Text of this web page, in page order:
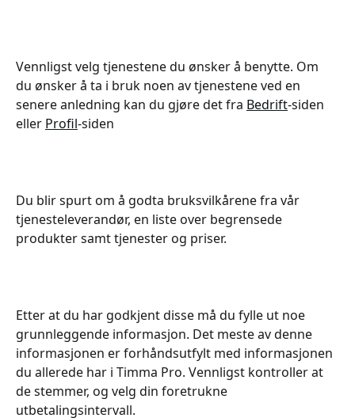
Vennligst velg tjenestene du ønsker å benytte. Om
du ønsker å ta i bruk noen av tjenestene ved en
senere anledning kan du gjøre det fra Bedrift-siden
eller Profil-siden
Du blir spurt om å godta bruksvilkårene fra vår
tjenesteleverandør, en liste over begrensede
produkter samt tjenester og priser.
Etter at du har godkjent disse må du fylle ut noe
grunnleggende informasjon. Det meste av denne
informasjonen er forhåndsutfylt med informasjonen
du allerede har i Timma Pro. Vennligst kontroller at
de stemmer, og velg din foretrukne
utbetalingsintervall.